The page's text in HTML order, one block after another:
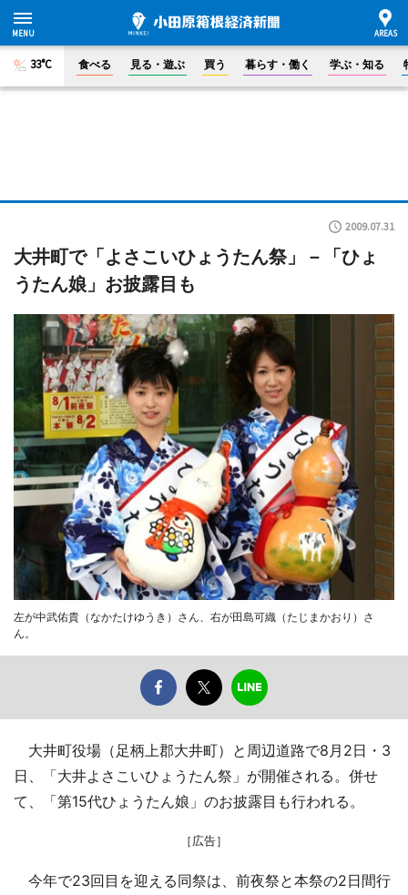
33°C 食べる 見る・遊ぶ 買う 暮らす・働く 学ぶ・知る
2009.07.31
大井町で「よさこいひょうたん祭」－「ひょ
うたん娘」お披露目も
左が中武佑貴（なかたけゆうき）さん、右が田島可織（たじまかおり）さ
ん。
大井町役場（足柄上郡大井町）と周辺道路で8月2日・3
日、「大井よさこいひょうたん祭」が開催される。併せ
て、「第15代ひょうたん娘」のお披露目も行われる。
［広告］
今年で23回目を迎える同祭は、前夜祭と本祭の2日間行